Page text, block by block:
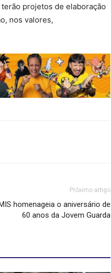
projetos de elaboração
nos valores,
Próximo artigo
homenageia o aniversário de
60 anos da Jovem Guarda